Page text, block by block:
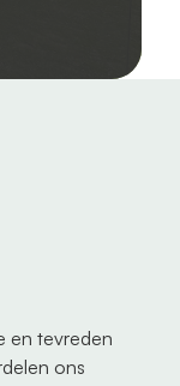
en tevreden
ons